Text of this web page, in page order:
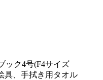
ック4号(F4サイズ
具、手拭き用タオル